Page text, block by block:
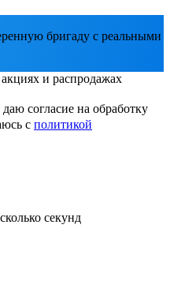
бригаду с реальными
и распродажах
согласие на обработку
с политикой
секунд